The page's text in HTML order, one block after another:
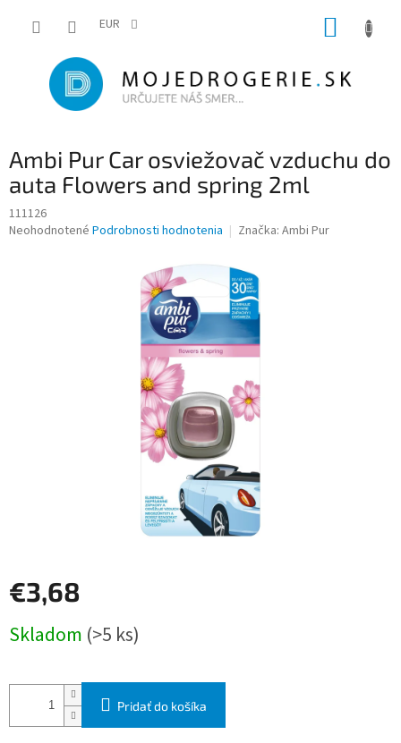
EUR
Ambi Pur Car osviežovač vzduchu do
auta Flowers and spring 2ml
111126
Priemerné
Neohodnotené Podrobnosti hodnotenia Značka: Ambi Pur
€3,68
cena:
Skladom (>5 ks)
Pridať do košíka